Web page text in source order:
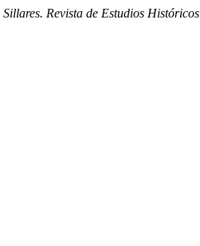
Sillares. Revista de Estudios Históricos